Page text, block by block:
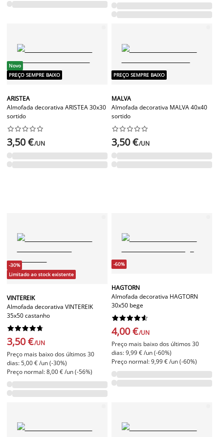
Novo
PREÇO SEMPRE BAIXO
ARISTEA
Almofada decorativa ARISTEA 30x30
sortido






3,50 €/UN
PREÇO SEMPRE BAIXO
MALVA
Almofada decorativa MALVA 40x40
sortido






3,50 €/UN
-30%
Limitado ao stock existente
VINTEREIK
Almofada decorativa VINTEREIK
35x50 castanho






3,50 €/UN
Preço mais baixo dos últimos 30
dias: 5,00 € /un (-30%)
Preço normal: 8,00 € /un (-56%)
-60%
HAGTORN
Almofada decorativa HAGTORN
30x50 bege






4,00 €/UN
Preço mais baixo dos últimos 30
dias: 9,99 € /un (-60%)
Preço normal: 9,99 € /un (-60%)